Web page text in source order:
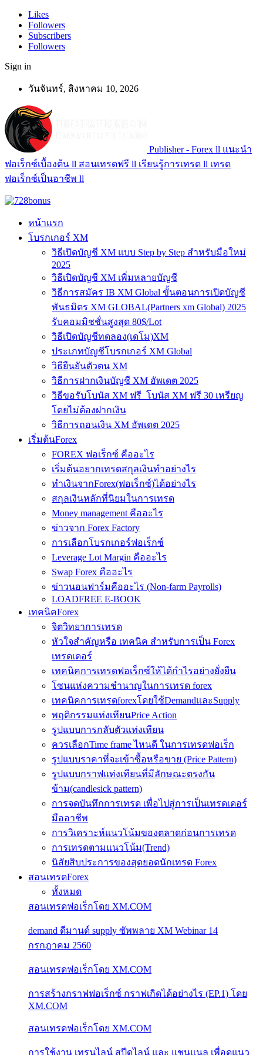
Likes
Followers
Subscribers
Followers
Sign in
วันจันทร์, สิงหาคม 10, 2026
Publisher - Forex ll แนะนำ
ฟอเร็กซ์เบื้องต้น ll สอนเทรดฟรี ll เรียนรู้การเทรด ll เทรด
ฟอเร็กซ์เป็นอาชีพ ll
หน้าแรก
โบรกเกอร์ XM
วิธีเปิดบัญชี XM แบบ Step by Step สำหรับมือใหม่
2025
วิธีเปิดบัญชี XM เพิ่มหลายบัญชี
วิธีการสมัคร IB XM Global ขั้นตอนการเปิดบัญชี
พันธมิตร XM GLOBAL(Partners xm Global) 2025
รับคอมมิชชั่นสูงสุด 80$/Lot
วิธีเปิดบัญชีทดลอง(เดโม)XM
ประเภทบัญชีโบรกเกอร์ XM Global
วิธียืนยันตัวตน XM
วิธีการฝากเงินบัญชี XM อัพเดต 2025
วิธีขอรับโบนัส XM ฟรี โบนัส XM ฟรี 30 เหรียญ
โดยไม่ต้องฝากเงิน
วิธีการถอนเงิน XM อัพเดต 2025
เริ่มต้นForex
FOREX ฟอเร็กซ์ คืออะไร
เริ่มต้นอยากเทรดสกุลเงินทำอย่างไร
ทำเงินจากForex(ฟอเร็กซ์)ได้อย่างไร
สกุลเงินหลักที่นิยมในการเทรด
Money management คืออะไร
ข่าวจาก Forex Factory
การเลือกโบรกเกอร์ฟอเร็กซ์
Leverage Lot Margin คืออะไร
Swap Forex คืออะไร
ข่าวนอนฟาร์มคืออะไร (Non-farm Payrolls)
LOADFREE E-BOOK
เทคนิคForex
จิตวิทยาการเทรด
หัวใจสำคัญหรือ เทคนิค สำหรับการเป็น Forex
เทรดเดอร์
เทคนิคการเทรดฟอเร็กซ์ให้ได้กำไรอย่างยั่งยืน
โซนแห่งความชำนาญในการเทรด forex
เทคนิคการเทรดforexโดยใช้DemandและSupply
พฤติกรรมแท่งเทียนPrice Action
รูปแบบการกลับตัวแท่งเทียน
ควรเลือกTime frame ไหนดี ในการเทรดฟอเร็ก
รูปแบบราคาที่จะเข้าซื้อหรือขาย (Price Pattern)
รูปแบบกราฟแท่งเทียนที่มีลักษณะตรงกัน
ข้าม(candlesick pattern)
การจดบันทึกการเทรด เพื่อไปสู่การเป็นเทรดเดอร์
มืออาชีพ
การวิเคราะห์แนวโน้มของตลาดก่อนการเทรด
การเทรดตามแนวโน้ม(Trend)
นิสัยสิบประการของสุดยอดนักเทรด Forex
สอนเทรดForex
ทั้งหมด
สอนเทรดฟอเร็กโดย XM.COM
demand ดีมานด์ supply ซัพพลาย XM Webinar 14
กรกฎาคม 2560
สอนเทรดฟอเร็กโดย XM.COM
การสร้างกราฟฟอเร็กซ์ กราฟเกิดได้อย่างไร (EP.1) โดย
XM.COM
สอนเทรดฟอเร็กโดย XM.COM
การใช้งาน เทรนไลน์ สปีดไลน์ และ แชนแนล เพื่อดูแนว